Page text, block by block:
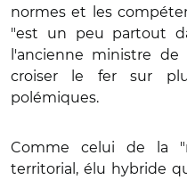
normes et les
"est un peu partout
l'ancienne ministre
croiser le fer sur
polémiques.
Comme celui de la
territorial, élu hybride